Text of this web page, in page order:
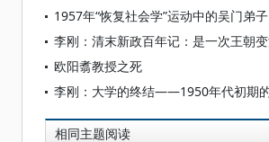
1957年“恢复社会学”运动中的吴门弟子
欧阳翥教授之死
相同主题阅读